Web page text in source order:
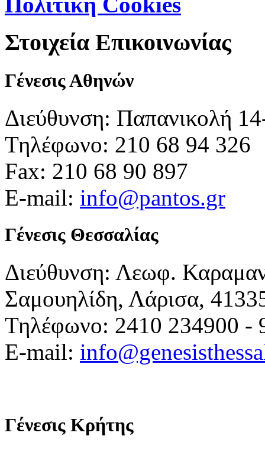
Στοιχεία Επικοινωνίας
Γένεσις Αθηνών
Διεύθυνση: Παπανικολή
Τηλέφωνο: 210 68 94 326
Fax: 210 68 90 897
E-mail: info@pantos.gr
Γένεσις Θεσσαλίας
Διεύθυνση: Λεωφ.
Σαμουηλίδη, Λάρισα,
Τηλέφωνο: 2410 234900 -
E-mail:
Γένεσις Κρήτης